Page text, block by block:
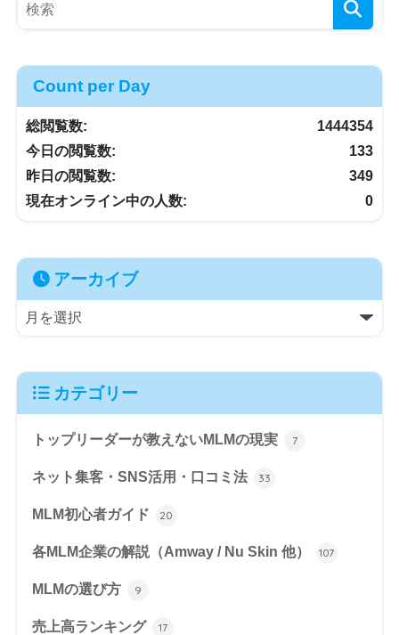
Count per Day
1444354
総閲覧数:
133
今日の閲覧数:
349
昨日の閲覧数:
0
現在オンライン中の人数:
アーカイブ
カテゴリー
トップリーダーが教えないMLMの現実 7
ネット集客・SNS活用・口コミ法 33
MLM初心者ガイド 20
各MLM企業の解説（Amway / Nu Skin 他） 107
MLMの選び方 9
売上高ランキング 17